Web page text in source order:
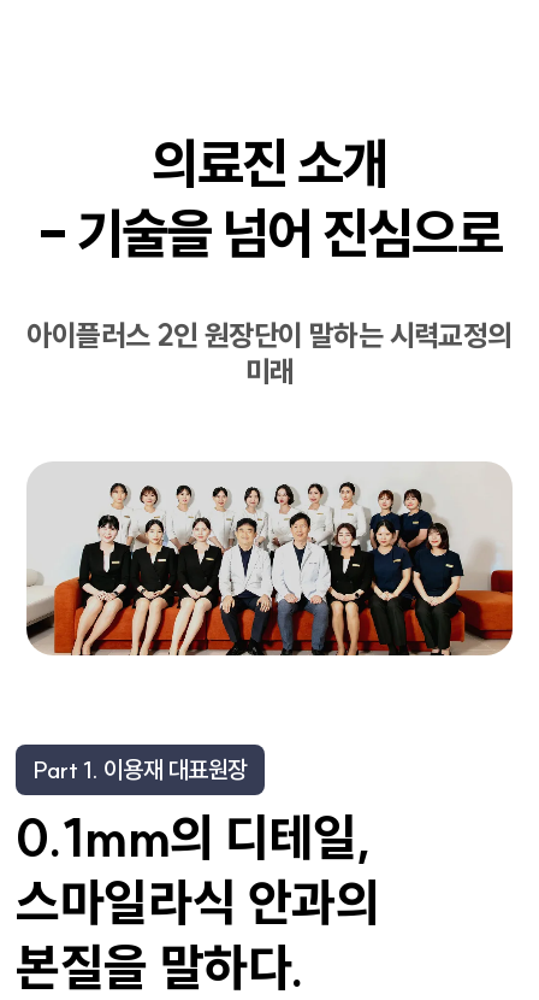
의료진 소개
- 기술을 넘어 진심으로
아이플러스 2인 원장단이 말하는 시력교정의
미래
Part 1. 이용재 대표원장
0.1mm의 디테일,
스마일라식 안과의
본질을 말하다.